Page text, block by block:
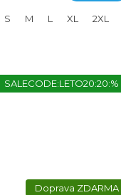
S M L XL 2XL
SALECODE:LETO20:20:%
ZDARMA